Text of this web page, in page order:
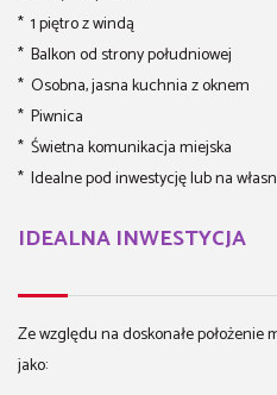
* 1 piętro z windą
* Balkon od strony południowej
* Osobna, jasna kuchnia z oknem
* Piwnica
* Świetna komunikacja miejska
* Idealne pod inwestycję lub na
IDEALNA INWESTYCJA
Ze względu na doskonałe położenie
jako: